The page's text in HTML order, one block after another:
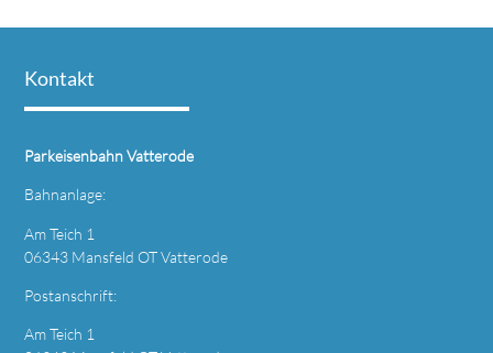
Kontakt
Parkeisenbahn Vatterode
Bahnanlage:
Am Teich 1
06343 Mansfeld OT Vatterode
Postanschrift:
Am Teich 1